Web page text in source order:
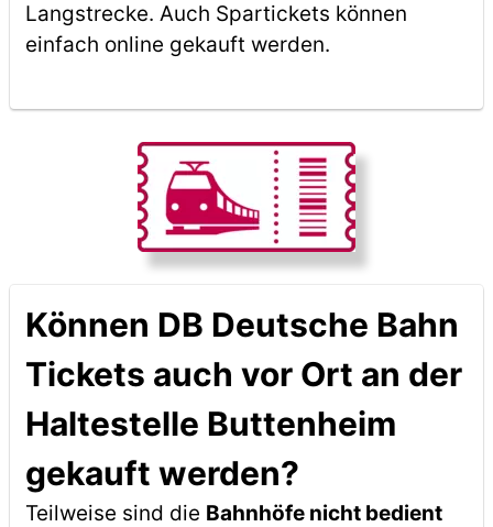
Langstrecke. Auch Spartickets können
einfach online gekauft werden.
Können DB Deutsche Bahn
Tickets auch vor Ort an der
Haltestelle Buttenheim
gekauft werden?
Teilweise sind die Bahnhöfe nicht bedient